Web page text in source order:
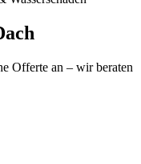
Offerte an – wir beraten